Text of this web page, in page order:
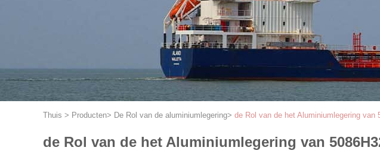
Thuis > Producten> De Rol van de aluminiumlegering> de Rol van de het Aluminiumlegering van
de Rol van de het Aluminiumlegering van